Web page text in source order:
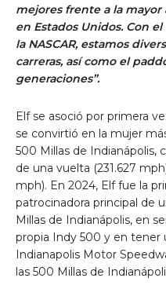
mejores frente a la
en Estados Unidos. Con
la NASCAR, estamos
carreras, así como el
generaciones”.
Elf se asoció por primera
se convirtió en la mujer
500 Millas de Indianápolis,
de una vuelta (231.627
mph). En 2024, Elf fue la
patrocinadora principal de
Millas de Indianápolis, en
propia Indy 500 y en tener
Indianapolis Motor
las 500 Millas de